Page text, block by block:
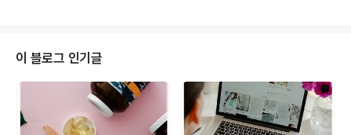
다. 활용 예: 인스타그램 스토리 투표, 유튜브 실시간 스트
리밍 채팅, 고객 리뷰 응답 등 2. 콘텐츠 다양화 (Content
Diversification) 설명: 글, 이미지, 영상, 카드뉴스, 리얼
타임 방송 등 다양한 형태의 콘텐츠를 통해 사용자에게 맞
춤형 정보를 제공합니다. ..
이 블로그 인기글